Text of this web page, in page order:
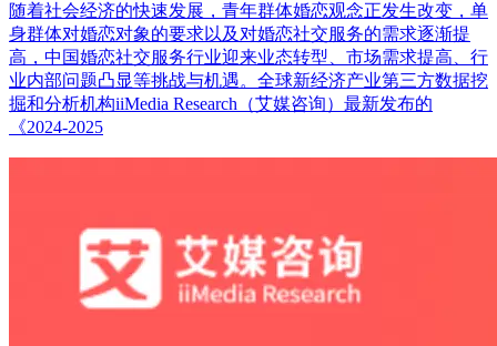
随着社会经济的快速发展，青年群体婚恋观念正发生改变，单
身群体对婚恋对象的要求以及对婚恋社交服务的需求逐渐提
高，中国婚恋社交服务行业迎来业态转型、市场需求提高、行
业内部问题凸显等挑战与机遇。全球新经济产业第三方数据挖
掘和分析机构iiMedia Research（艾媒咨询）最新发布的
《2024-2025